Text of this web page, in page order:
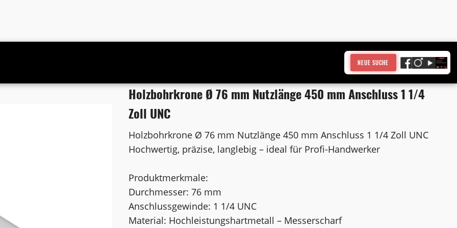
NEUE SUCHE
Anschluss 1 1/4 Zoll UNC
Holzbohrkrone Ø 76 mm Nutzlänge 450 mm Anschluss 1 1/4
Zoll UNC
Holzbohrkrone Ø 76 mm Nutzlänge 450 mm Anschluss 1 1/4 Zoll UNC
Hochwertig, präzise, langlebig – ideal für Profi-Handwerker
Produktmerkmale:
Durchmesser: 76 mm
Anschlussgewinde: 1 1/4 UNC
Material: Hochleistungshartmetall – Messerscharf